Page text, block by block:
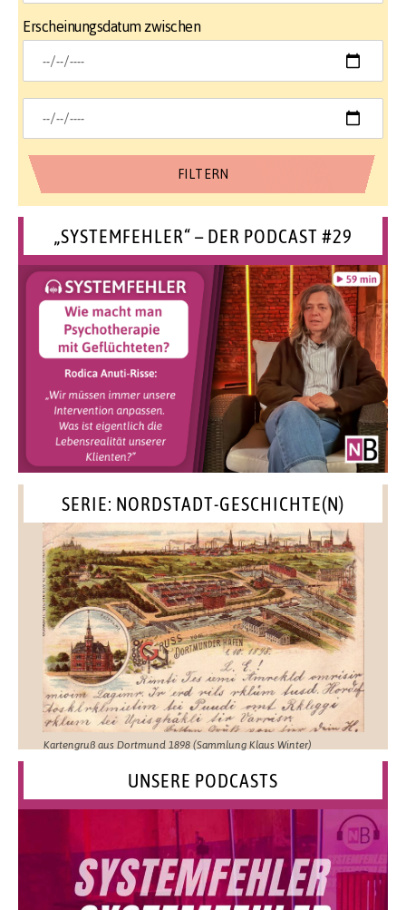
Erscheinungsdatum zwischen
„SYSTEMFEHLER“ – DER PODCAST #29
SERIE: NORDSTADT-GESCHICHTE(N)
Kartengruß aus Dortmund 1898 (Sammlung Klaus Winter)
UNSERE PODCASTS